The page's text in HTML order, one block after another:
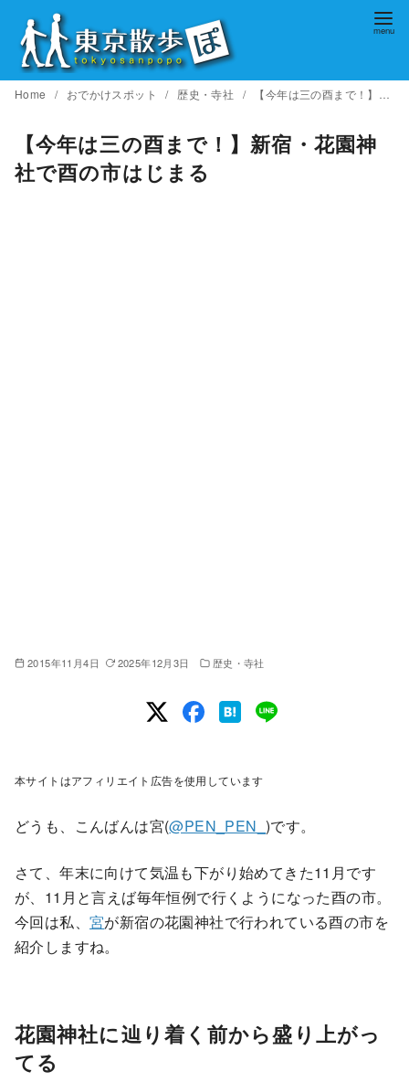
ンHome おでかけスポット 歴史・寺社 【今年は三の酉まで！】新宿・花園神社で酉の市はじまる
【今年は三の酉まで！】新宿・花園神
社で酉の市はじまる
2015年11月4日 2025年12月3日 歴史・寺社
本サイトはアフィリエイト広告を使用しています
どうも、こんばんは宮(@PEN_PEN_)です。
さて、年末に向けて気温も下がり始めてきた11月です
が、11月と言えば毎年恒例で行くようになった酉の市。
今回は私、 宮が新宿の花園神社で行われている酉の市を
紹介しますね。
花園神社に辿り着く前から盛り上がっ
てる